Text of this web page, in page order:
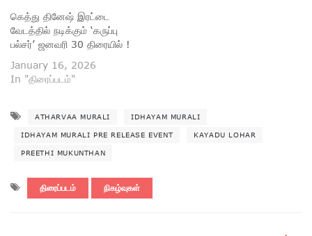
கெத்து தினேஷ் இரட்டை
வேடத்தில் நடிக்கும் ‘கருப்பு
பல்சர்’ ஜனவரி 30 திரையில் !
January 16, 2026
In "திரைப்படம்"
ATHARVAA MURALI IDHAYAM MURALI
IDHAYAM MURALI PRE RELEASE EVENT KAYADU LOHAR
PREETHI MUKUNTHAN
திரைப்படம் நிகழ்வுகள்